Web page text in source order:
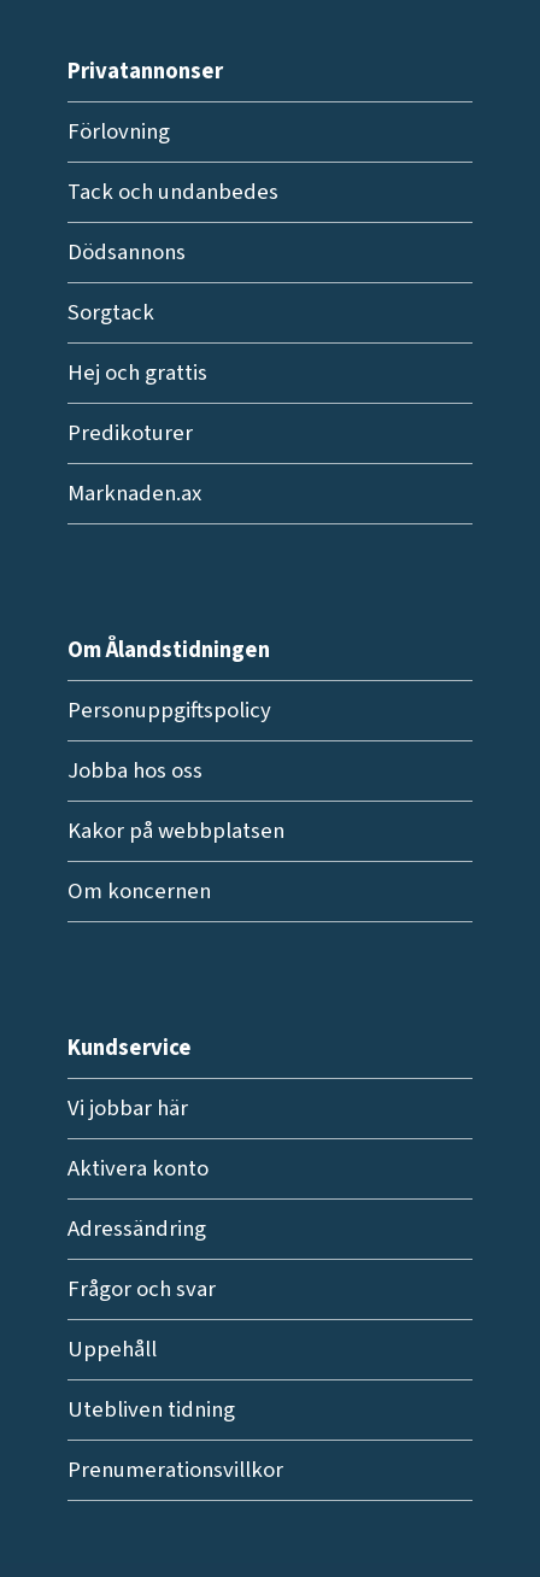
Privatannonser
Förlovning
Tack och undanbedes
Dödsannons
Sorgtack
Hej och grattis
Predikoturer
Marknaden.ax
Om Ålandstidningen
Personuppgiftspolicy
Jobba hos oss
Kakor på webbplatsen
Om koncernen
Kundservice
Vi jobbar här
Aktivera konto
Adressändring
Frågor och svar
Uppehåll
Utebliven tidning
Prenumerationsvillkor